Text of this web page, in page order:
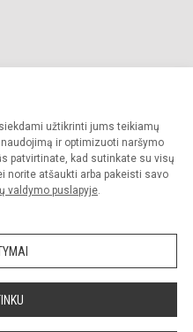
užtikrinti jums teikiamų
ir optimizuoti naršymo
patvirtinate, kad sutinkate su visų
norite atšaukti arba pakeisti savo
valdymo puslapyje.
Visos teisės saugomos.
sutikimo griežtai draudžiama.
Slapukų valdymas